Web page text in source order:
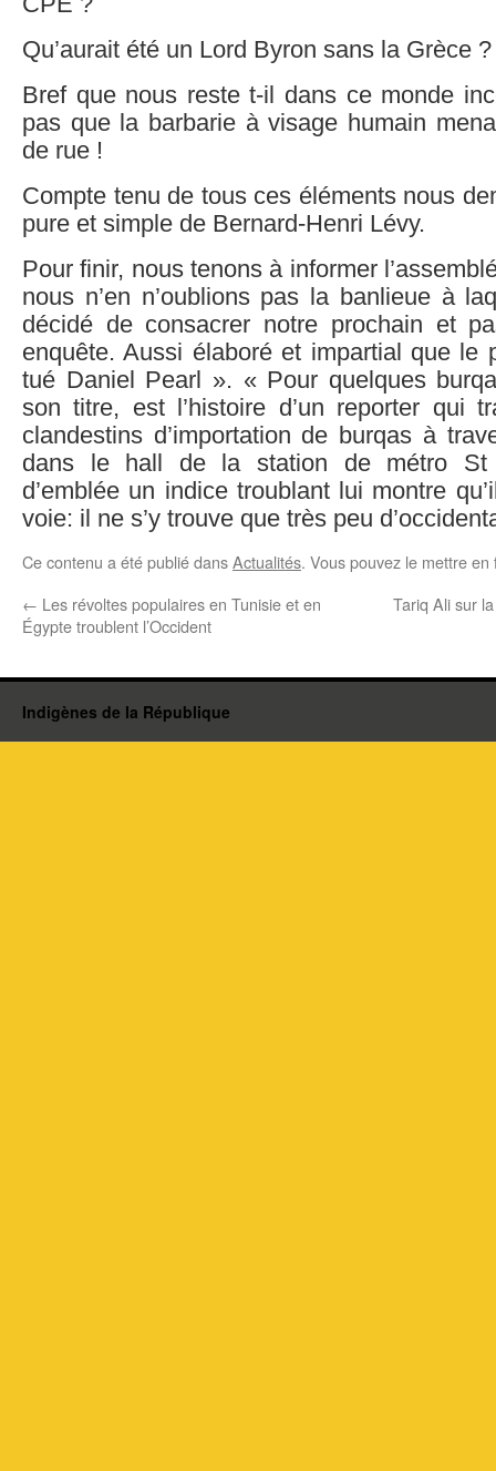
Qu’aurait été un Lord Byron sans la Grèce ?
Bref que nous reste t-il dans ce monde
pas que la barbarie à visage humain
de rue !
Compte tenu de tous ces éléments nous
pure et simple de Bernard-Henri Lévy.
Pour finir, nous tenons à informer
nous n’en n’oublions pas la banlieue à
décidé de consacrer notre prochain et
enquête. Aussi élaboré et impartial que le
tué Daniel Pearl ». « Pour quelques
son titre, est l’histoire d’un reporter qui
clandestins d’importation de burqas à
dans le hall de la station de métro St
d’emblée un indice troublant lui montre
voie: il ne s’y trouve que très peu
Ce contenu a été publié dansActualités. Vous pouvez le mettre
← Les révoltes populaires en Tunisie et en
Égypte troublent l’Occident
Tariq Ali sur
Indigènes de la République